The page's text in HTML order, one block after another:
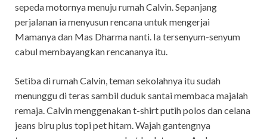
sepeda motornya menuju rumah Calvin. Sepanjang
perjalanan ia menyusun rencana untuk mengerjai
Mamanya dan Mas Dharma nanti. Ia tersenyum-senyum
cabul membayangkan rencananya itu.
Setiba di rumah Calvin, teman sekolahnya itu sudah
menunggu di teras sambil duduk santai membaca majalah
remaja. Calvin menggenakan t-shirt putih polos dan celana
jeans biru plus topi pet hitam. Wajah gantengnya